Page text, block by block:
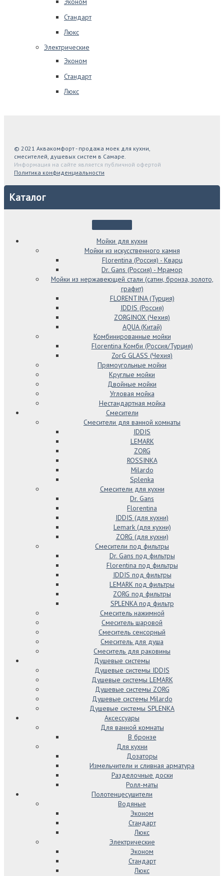
Стандарт
Люкс
Электрические
Эконом
Стандарт
Люкс
© 2021 Аквакомфорт - продажа моек для кухни,
смесителей, душевых систем в Самаре.
Информация на сайте является публичной офертой
Политика конфиденциальности
Каталог
Мойки для кухни
Мойки из искусственного камня
Florentina (Россия) - Кварц
Dr. Gans (Россия) - Мрамор
Мойки из нержавеющей стали (сатин, бронза, золото,
графит)
FLORENTINA (Турция)
IDDIS (Россия)
ZORGINOX (Чехия)
AQUA (Китай)
Комбинированные мойки
Florentina Комби (Россия/Турция)
ZorG GLASS (Чехия)
Прямоугольные мойки
Круглые мойки
Двойные мойки
Угловая мойка
Нестандартная мойка
Смесители
Смесители для ванной комнаты
IDDIS
LEMARK
ZORG
ROSSINKA
Milardo
Splenka
Смесители для кухни
Dr. Gans
Florentina
IDDIS (для кухни)
Lemark (для кухни)
ZORG (для кухни)
Смесители под фильтры
Dr. Gans под фильтры
Florentina под фильтры
IDDIS под фильтры
LEMARK под фильтры
ZORG под фильтры
SPLENKA под фильтр
Смеситель нажимной
Смеситель шаровой
Смеситель сенсорный
Смеситель для душа
Смеситель для раковины
Душевые системы
Душевые системы IDDIS
Душевые системы LEMARK
Душевые системы ZORG
Душевые системы Milardo
Душевые системы SPLENKA
Аксессуары
Для ванной комнаты
В бронзе
Для кухни
Дозаторы
Измельчители и сливная арматура
Разделочные доски
Ролл-маты
Полотенцесушители
Водяные
Эконом
Стандарт
Люкс
Электрические
Эконом
Стандарт
Люкс